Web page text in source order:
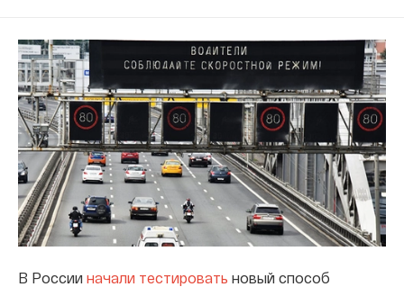
В России начали тестировать новый способ